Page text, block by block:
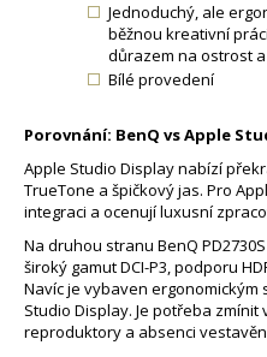
Jednoduchý, ale
běžnou kreativní
důrazem na ostrost
Bílé provedení
Porovnání: BenQ vs Apple
Apple Studio Display nabízí
TrueTone a špičkový jas. Pro
integraci a ocenují luxusní
Na druhou stranu BenQ
široký gamut DCI-P3, podporu
Navíc je vybaven
Studio Display. Je potřeba
reproduktory a absenci